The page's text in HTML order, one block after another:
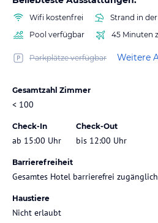
Wifi kostenfrei
Strand in
Pool verfügbar
45 Minuten
Parkplätze verfügbar Weitere
Gesamtzahl Zimmer
< 100
Check-In
ab 15:00 Uhr
Check-Out
bis 12:00 Uhr
Barrierefreiheit
Gesamtes Hotel barrierefrei zugänglich
Haustiere
Nicht erlaubt